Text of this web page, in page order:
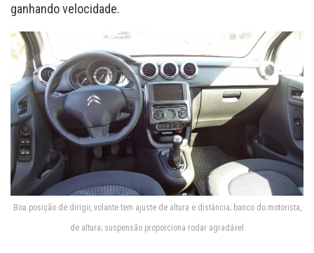
ganhando velocidade.
Boa posição de dirigir, volante tem ajuste de altura e distância; banco do motorista,
de altura; suspensão proporciona rodar agradável